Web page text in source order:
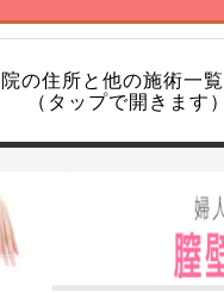
院の住所と他の施術一
（タップで開きます）